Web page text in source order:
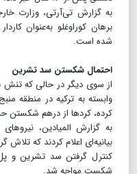
به گزارش تی‌آرتی، وزارت
برهان کوراوغلو به‌عنوان
شده است.
احتمال شکستن سد تشرین
از سوی دیگر در حالی که تنش
وابسته به ترکیه در منطقه
کرده، کردها از درهم شکستن
به گزارش المیادین،
بیانیه‌ای اعلام کردند که
کنترل گرفتن سد تشرین و
شکست مواجه شد.